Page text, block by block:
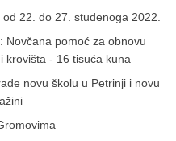
od 22. do 27. studenoga 2022.
Novčana pomoć za obnovu
krovišta - 16 tisuća kuna
novu školu u Petrinji i novu